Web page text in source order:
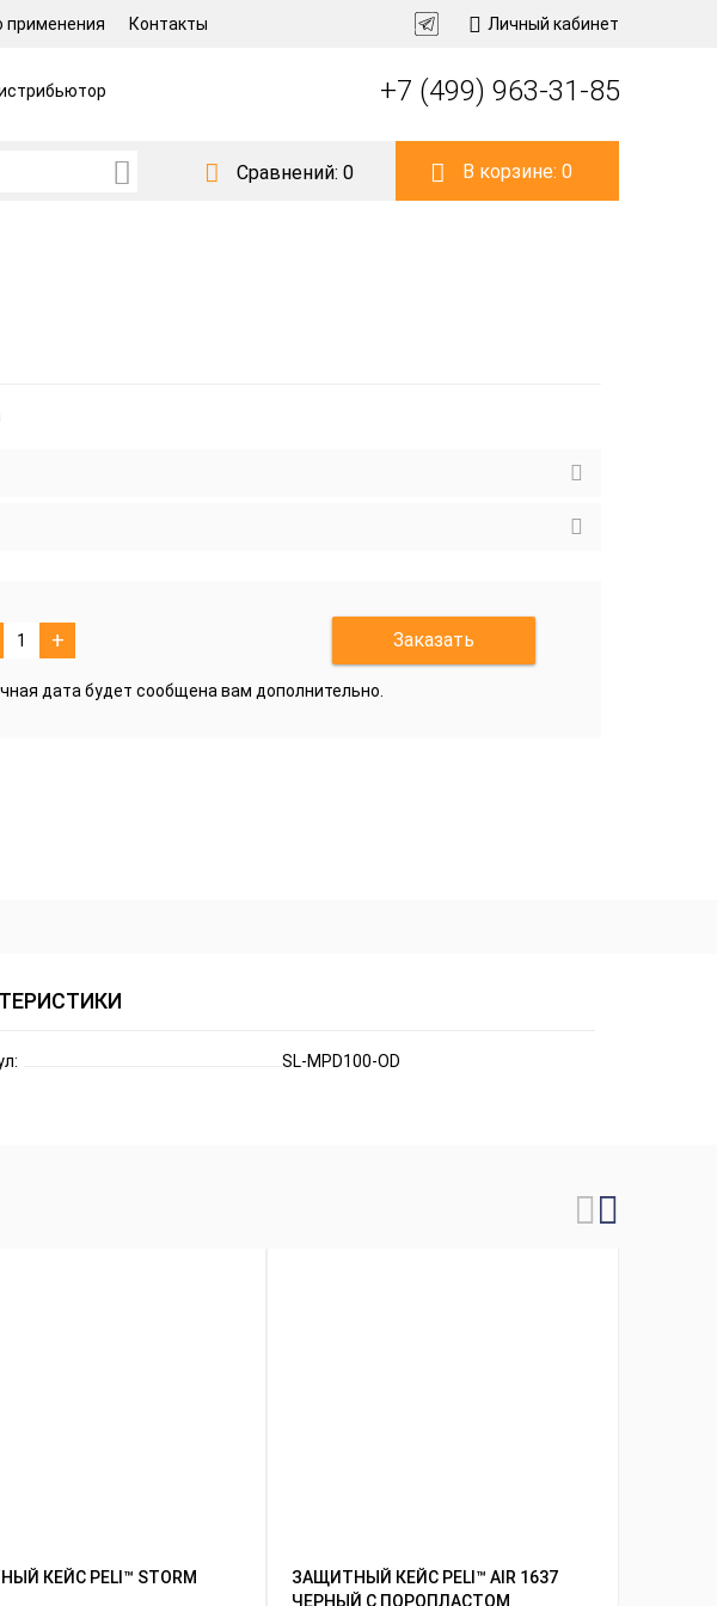
применения Контакты Личный кабинет
+7 (499) 963-31-85
Сравнений: 0 В корзине:0
+ Заказать
дата будет сообщена вам дополнительно.
SL-MPD100-OD
КЕЙС PELI™ STORM
ЗАЩИТНЫЙ КЕЙС PELI™ AIR 1637
ЧЕРНЫЙ С ПОРОПЛАСТОМ